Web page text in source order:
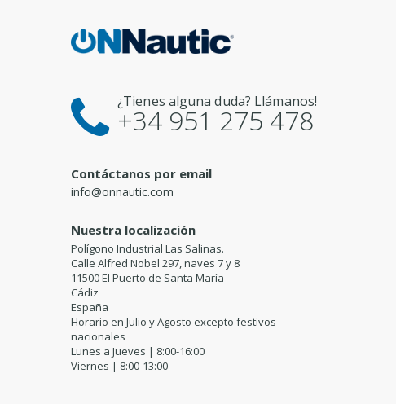
¿Tienes alguna duda? Llámanos!
+34 951 275 478
Contáctanos por email
info@onnautic.com
Nuestra localización
Polígono Industrial Las Salinas.
Calle Alfred Nobel 297, naves 7 y 8
11500 El Puerto de Santa María
Cádiz
España
Horario en Julio y Agosto excepto festivos
nacionales
Lunes a Jueves | 8:00-16:00
Viernes | 8:00-13:00